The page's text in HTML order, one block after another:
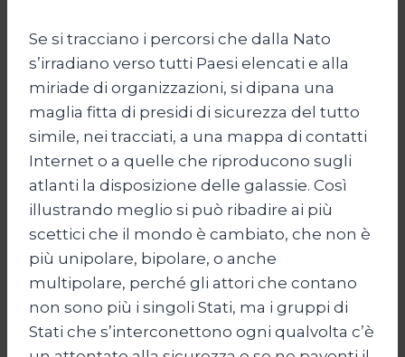
Se si tracciano i percorsi che dalla Nato
s’irradiano verso tutti Paesi elencati e alla
miriade di organizzazioni, si dipana una
maglia fitta di presidi di sicurezza del tutto
simile, nei tracciati, a una mappa di contatti
Internet o a quelle che riproducono sugli
atlanti la disposizione delle galassie. Così
illustrando meglio si può ribadire ai più
scettici che il mondo è cambiato, che non è
più unipolare, bipolare, o anche
multipolare, perché gli attori che contano
non sono più i singoli Stati, ma i gruppi di
Stati che s’interconettono ogni qualvolta c’è